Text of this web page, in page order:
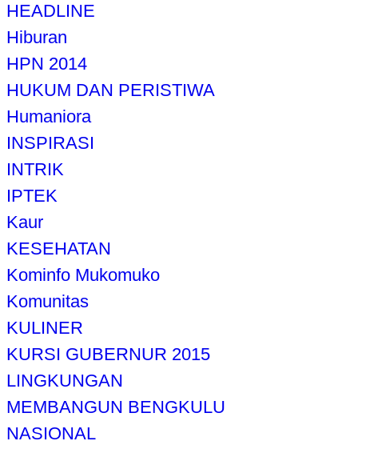
HEADLINE
Hiburan
HPN 2014
HUKUM DAN PERISTIWA
Humaniora
INSPIRASI
INTRIK
IPTEK
Kaur
KESEHATAN
Kominfo Mukomuko
Komunitas
KULINER
KURSI GUBERNUR 2015
LINGKUNGAN
MEMBANGUN BENGKULU
NASIONAL